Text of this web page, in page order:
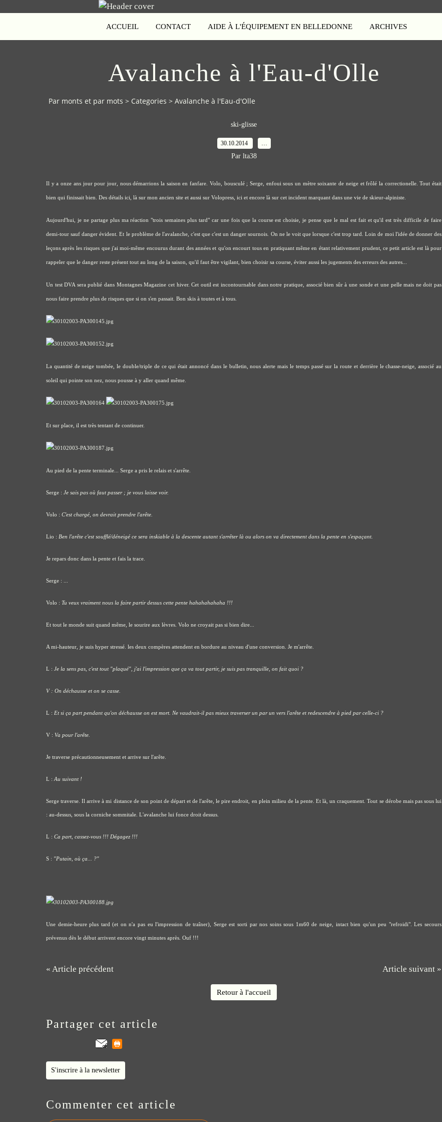
ACCUEIL CONTACT AIDE À L'ÉQUIPEMENT EN BELLEDONNE ARCHIVES
Avalanche à l'Eau-d'Olle
Par monts et par mots > Categories > Avalanche à l'Eau-d'Olle
ski-glisse
30.10.2014
Par lta38
Il y a onze ans jour pour jour, nous démarrions la saison en fanfare. Volo, bousculé ; Serge, enfoui sous un mètre soixante de neige et frôlé la correctionelle. Tout était
bien qui finissait bien. Des détails ici là sur mon ancien site et aussi sur Volopress, ici et encore là sur cet incident marquant dans une vie de skieur-alpiniste.
Aujourd'hui, je ne partage plus ma réaction "trois semaines plus tard" car une fois que la course est choisie, je pense que le mal est fait et qu'il est très difficile de faire
demi-tour sauf danger évident. Et le problème de l'avalanche, c'est que c'est un danger sournois. On ne le voit que lorsque c'est trop tard. Loin de moi l'idée de donner des
leçons après les risques que j'ai moi-même encourus durant des années et qu'on encourt tous en pratiquant même en étant relativement prudent, ce petit article est là pour
rappeler que le danger reste présent tout au long de la saison, qu'il faut être vigilant, bien choisir sa course, éviter aussi les jugements des erreurs des autres...
Un test DVA sera publié dans Montagnes Magazine cet hiver. Cet outil est incontournable dans notre pratique, associé bien sûr à une sonde et une pelle mais ne doit pas
nous faire prendre plus de risques que si on s'en passait. Bon skis à toutes et à tous.
La quantité de neige tombée, le double/triple de ce qui était annoncé dans le bulletin, nous alerte mais le temps passé sur la route et derrière le chasse-neige, associé au
soleil qui pointe son nez, nous pousse à y aller quand même.
Et sur place, il est très tentant de continuer.
Au pied de la pente terminale... Serge a pris le relais et s'arrête.
Serge : Je sais pas où faut passer ; je vous laisse voir.
Volo : C'est chargé, on devrait prendre l'arête.
Lio : Ben l'arête c'est soufflé/déneigé ce sera inskiable à la descente autant s'arrêter là ou alors on va directement dans la pente en s'espaçant.
Je repars donc dans la pente et fais la trace.
Serge : ...
Volo : Tu veux vraiment nous la faire partir dessus cette pente hahahahahaha !!!
Et tout le monde suit quand même, le sourire aux lèvres. Volo ne croyait pas si bien dire...
A mi-hauteur, je suis hyper stressé. les deux compères attendent en bordure au niveau d'une conversion. Je m'arrête.
L : Je la sens pas, c'est tout "plaqué", j'ai l'impression que ça va tout partir, je suis pas tranquille, on fait quoi ?
V : On déchausse et on se casse.
L : Et si ça part pendant qu'on déchausse on est mort. Ne vaudrait-il pas mieux traverser un par un vers l'arête et redescendre à pied par celle-ci ?
V : Va pour l'arête.
Je traverse précautionneusement et arrive sur l'arête.
L : Au suivant !
Serge traverse. Il arrive à mi distance de son point de départ et de l'arête, le pire endroit, en plein milieu de la pente. Et là, un craquement. Tout se dérobe mais pas sous lui
: au-dessus, sous la corniche sommitale. L'avalanche lui fonce droit dessus.
L : Ca part, cassez-vous !!! Dégagez !!!
S : "Putain, où ça... ?"
Une demie-heure plus tard (et on n'a pas eu l'impression de traîner), Serge est sorti par nos soins sous 1m60 de neige, intact bien qu'un peu "refroidi". Les secours
prévenus dès le début arrivent encore vingt minutes après. Ouf !!!
« Article précédent Article suivant »
Retour à l'accueil
Partager cet article
S'inscrire à la newsletter
Commenter cet article